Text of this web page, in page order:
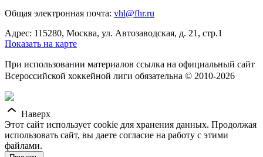
Общая электронная почта: vhl@fhr.ru
Адрес: 115280, Москва, ул. Автозаводская, д. 21, стр.1
Показать на карте
При использовании материалов ссылка на официальный сайт
Всероссийской хоккейной лиги обязательна © 2010-2026
Наверх
Этот сайт использует cookie для хранения данных. Продолжая
использовать сайт, вы даете согласие на работу с этими
файлами.